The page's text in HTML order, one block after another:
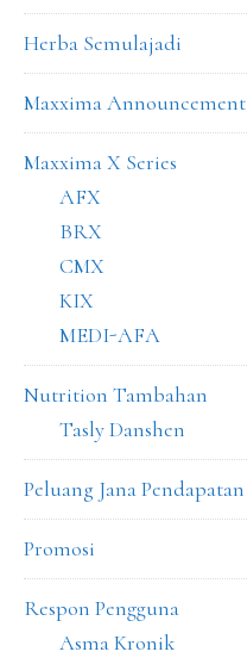
Herba Semulajadi
Maxxima Announcement
Maxxima X Series
AFX
BRX
CMX
KIX
MEDI-AFA
Nutrition Tambahan
Tasly Danshen
Peluang Jana Pendapatan
Promosi
Respon Pengguna
Asma Kronik